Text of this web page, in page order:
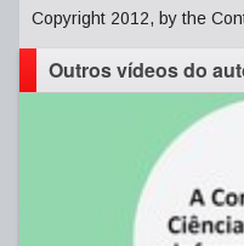
Copyright 2012, by the
Outros vídeos do